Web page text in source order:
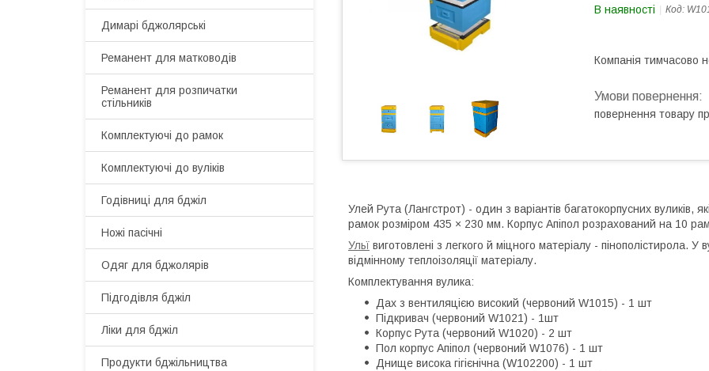
В наявності Код:
Компанія тимчасово
повернення товару
Улей Рута (Лангстрот) - один з варіантів багатокорпусних вуликів,
рамок розміром 435 × 230 мм. Корпус Апіпол розрахований на 10
Ульї виготовлені з легкого й міцного матеріалу - пінополістирола. У
відмінному теплоізоляції матеріалу.
Комплектування вулика:
Дах з вентиляцією високий (червоний W1015) - 1 шт
Підкривач (червоний W1021) - 1шт
Корпус Рута (червоний W1020) - 2 шт
Пол корпус Апіпол (червоний W1076) - 1 шт
Днище висока гігієнічна (W102200) - 1 шт
Димарі бджолярські
Реманент для матководів
Реманент для розпичатки
стільників
Комплектуючі до рамок
Комплектуючі до вуліків
Годівниці для бджіл
Ножі пасічні
Одяг для бджолярів
Підгодівля бджіл
Ліки для бджіл
Продукти бджільництва